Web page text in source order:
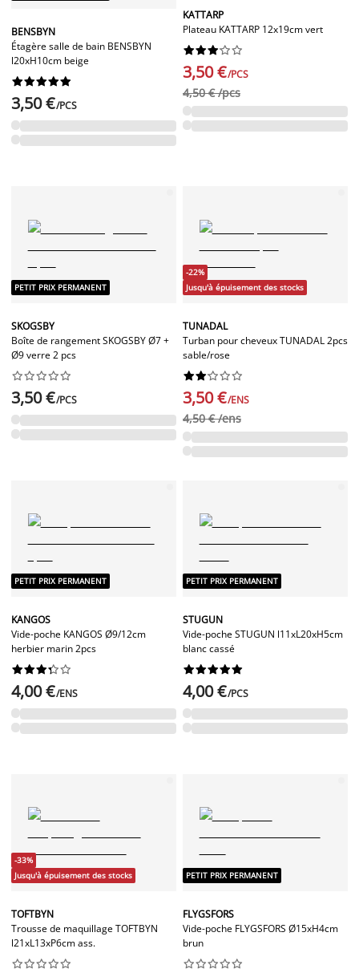
BENSBYN
Étagère salle de bain BENSBYN
l20xH10cm beige






3,50 €/PCS
KATTARP
Plateau KATTARP 12x19cm vert






3,50 €/PCS
4,50 € /pcs
PETIT PRIX PERMANENT
SKOGSBY
Boîte de rangement SKOGSBY Ø7 +
Ø9 verre 2 pcs






3,50 €/PCS
-22%
Jusqu'à épuisement des stocks
TUNADAL
Turban pour cheveux TUNADAL 2pcs
sable/rose






3,50 €/ENS
4,50 € /ens
PETIT PRIX PERMANENT
KANGOS
Vide-poche KANGOS Ø9/12cm
herbier marin 2pcs






4,00 €/ENS
PETIT PRIX PERMANENT
STUGUN
Vide-poche STUGUN l11xL20xH5cm
blanc cassé






4,00 €/PCS
-33%
Jusqu'à épuisement des stocks
TOFTBYN
Trousse de maquillage TOFTBYN
l21xL13xP6cm ass.






PETIT PRIX PERMANENT
FLYGSFORS
Vide-poche FLYGSFORS Ø15xH4cm
brun





